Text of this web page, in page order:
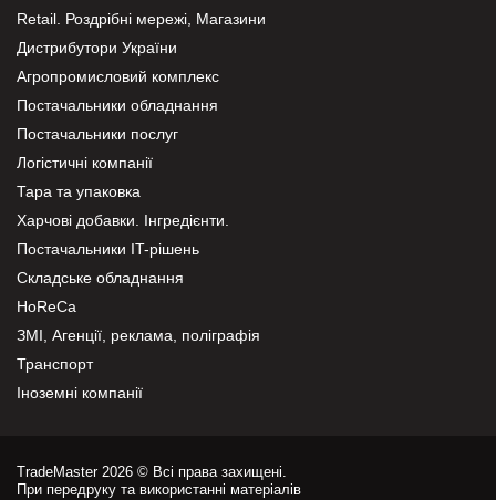
Retail. Роздрібні мережі, Магазини
Дистрибутори України
Агропромисловий комплекс
Постачальники обладнання
Постачальники послуг
Логістичні компанії
Тара та упаковка
Харчові добавки. Інгредієнти.
Постачальники IT-рішень
Складське обладнання
HoReCa
ЗМІ, Агенції, реклама, поліграфія
Транспорт
Іноземні компанії
TradeMaster 2026 © Всі права захищені.
При передруку та використанні матеріалів